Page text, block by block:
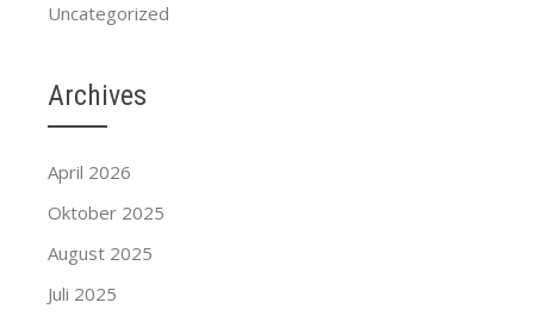
Uncategorized
Archives
April 2026
Oktober 2025
August 2025
Juli 2025